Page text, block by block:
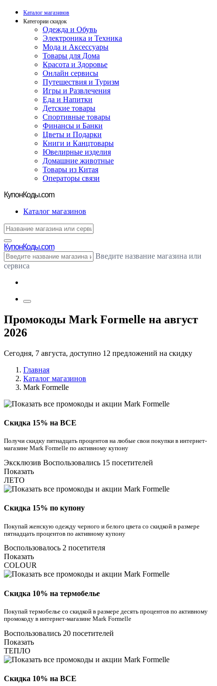
Каталог магазинов
Категории скидок
Одежда и Обувь
Электроника и Техника
Мода и Аксессуары
Товары для Дома
Красота и Здоровье
Онлайн сервисы
Путешествия и Туризм
Игры и Развлечения
Еда и Напитки
Детские товары
Спортивные товары
Финансы и Банки
Цветы и Подарки
Книги и Канцтовары
Ювелирные изделия
Домашние животные
Товары из Китая
Операторы связи
КупонКоды.com
Каталог магазинов
КупонКоды.com
Введите название магазина или
сервиса
Промокоды Mark Formelle на август
2026
Сегодня, 7 августа, доступно 12 предложений на скидку
Главная
Каталог магазинов
Mark Formelle
Скидка 15% на ВСЕ
Получи скидку пятнадцать процентов на любые свои покупки в интернет-
магазине Mark Formelle по активному купону
Эксклюзив Воспользовались 15 посетителей
Показать
ЛЕТО
Скидка 15% по купону
Покупай женскую одежду черного и белого цвета со скидкой в размере
пятнадцать процентов по активному купону
Воспользовалось 2 посетителя
Показать
COLOUR
Скидка 10% на термобелье
Покупай термобелье со скидкой в размере десять процентов по активному
промокоду в интернет-магазине Mark Formelle
Воспользовались 20 посетителей
Показать
ТЕПЛО
Скидка 10% на ВСЕ